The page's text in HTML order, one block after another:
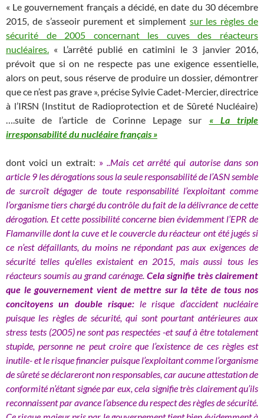
« Le gouvernement français a décidé, en date du 30 décembre
2015, de s’asseoir purement et simplement sur les règles de
sécurité de 2005 concernant les cuves des réacteurs
nucléaires.
« L’arrêté publié en catimini le 3 janvier 2016,
prévoit que si on ne respecte pas une exigence essentielle,
alors on peut, sous réserve de produire un dossier, démontrer
que ce n’est pas grave », précise Sylvie Cadet-Mercier, directrice
à l’IRSN (Institut de Radioprotection et de Sûreté Nucléaire)
….suite de l’article de Corinne Lepage sur « La triple
irresponsabilité du nucléaire français »
dont voici un extrait: »
..Mais cet arrêté qui autorise dans son
article 9 les dérogations sous la seule responsabilité de l’ASN semble
de surcroît dégager de toute responsabilité l’exploitant comme
l’organisme tiers chargé du contrôle du fait de la délivrance de cette
dérogation. Et cette possibilité concerne bien évidemment l’EPR de
Flamanville dont la cuve et le couvercle du réacteur ont été jugés si
ce n’est défaillants, du moins ne répondant pas aux exigences de
sécurité telles qu’elles existaient en 2015, mais aussi tous les
réacteurs soumis au grand carénage. Cela signifie très clairement
que le gouvernement vient de mettre sur la tête de tous nos
concitoyens un double risque:le risque d’accident nucléaire
puisque les règles de sécurité, qui sont pourtant antérieures aux
stress tests (2005) ne sont pas respectées -et sauf à être totalement
stupide, personne ne peut croire que l’existence de ces règles est
inutile- et le risque financier puisque l’exploitant comme l’organisme
de sûreté se déclareront non responsables, car aucune attestation de
conformité n’étant signée par eux, cela signifie très clairement qu’ils
reconnaissent par avance l’absence du respect des règles de sécurité.